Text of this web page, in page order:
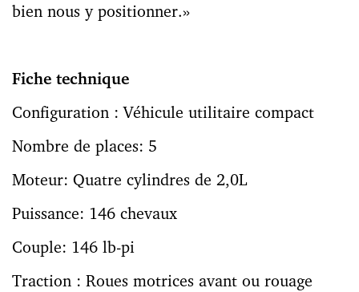
bien nous y positionner.»
Fiche technique
Configuration : Véhicule utilitaire compact
Nombre de places: 5
Moteur: Quatre cylindres de 2,0L
Puissance: 146 chevaux
Couple: 146 lb-pi
Traction : Roues motrices avant ou rouage